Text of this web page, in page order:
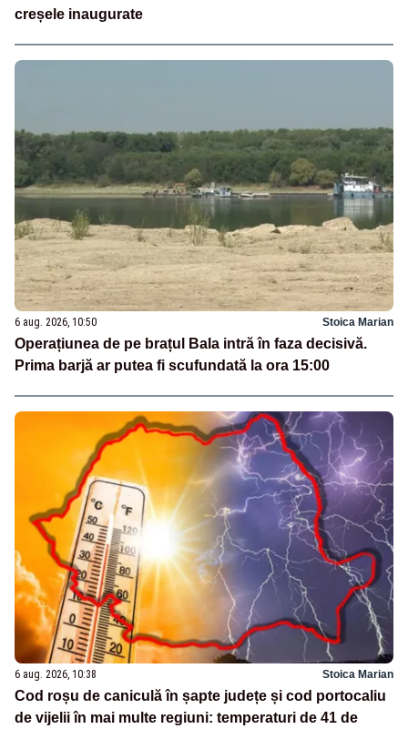
creșele inaugurate
6 aug. 2026, 10:50 Stoica Marian
Operațiunea de pe brațul Bala intră în faza decisivă.
Prima barjă ar putea fi scufundată la ora 15:00
6 aug. 2026, 10:38 Stoica Marian
Cod roșu de caniculă în șapte județe și cod portocaliu
de vijelii în mai multe regiuni: temperaturi de 41 de